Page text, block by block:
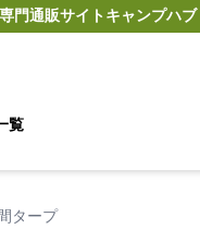
専門通販サイトキャンプハブ
覧
タープ